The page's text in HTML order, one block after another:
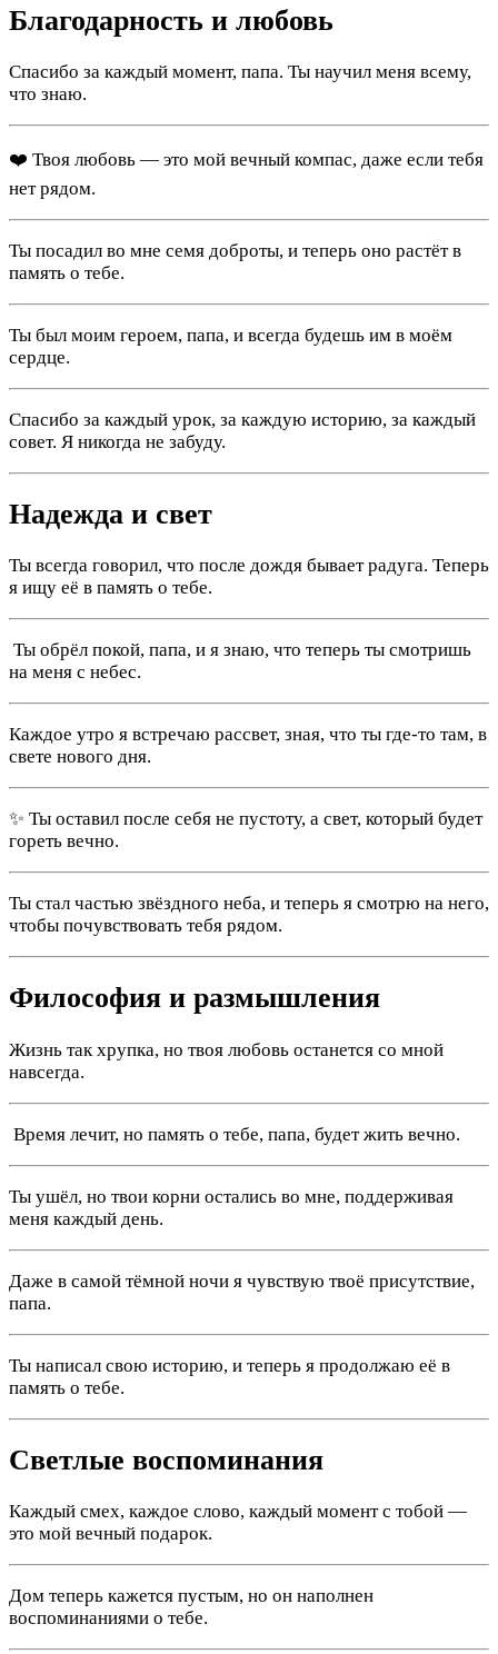
Благодарность и любовь
Спасибо за каждый момент, папа. Ты научил меня всему,
что знаю.
❤️ Твоя любовь — это мой вечный компас, даже если тебя
нет рядом.
Ты посадил во мне семя доброты, и теперь оно растёт в
память о тебе.
Ты был моим героем, папа, и всегда будешь им в моём
сердце.
Спасибо за каждый урок, за каждую историю, за каждый
совет. Я никогда не забуду.
Надежда и свет
Ты всегда говорил, что после дождя бывает радуга. Теперь
я ищу её в память о тебе.
️ Ты обрёл покой, папа, и я знаю, что теперь ты смотришь
на меня с небес.
Каждое утро я встречаю рассвет, зная, что ты где-то там, в
свете нового дня.
✨ Ты оставил после себя не пустоту, а свет, который будет
гореть вечно.
Ты стал частью звёздного неба, и теперь я смотрю на него,
чтобы почувствовать тебя рядом.
Философия и размышления
Жизнь так хрупка, но твоя любовь останется со мной
навсегда.
️ Время лечит, но память о тебе, папа, будет жить вечно.
Ты ушёл, но твои корни остались во мне, поддерживая
меня каждый день.
Даже в самой тёмной ночи я чувствую твоё присутствие,
папа.
Ты написал свою историю, и теперь я продолжаю её в
память о тебе.
Светлые воспоминания
Каждый смех, каждое слово, каждый момент с тобой —
это мой вечный подарок.
Дом теперь кажется пустым, но он наполнен
воспоминаниями о тебе.